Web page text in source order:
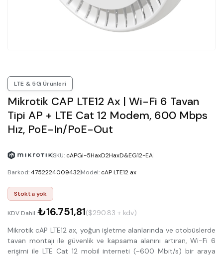
LTE & 5G Ürünleri
Mikrotik CAP LTE12 Ax | Wi-Fi 6 Tavan
Tipi AP + LTE Cat 12 Modem, 600 Mbps
Hız, PoE-In/PoE-Out
SKU: cAPGi-5HaxD2HaxD&EG12-EA
Barkod:4752224009432Model: cAP LTE12 ax
Stokta yok
KDV Dahil :₺16.751,81($290.83 + kdv)
Mikrotik cAP LTE12 ax, yoğun işletme alanlarında ve otobüslerde
tavan montajı ile güvenlik ve kapsama alanını artıran, Wi-Fi 6
erişimi ile LTE Cat 12 mobil interneti (~600 Mbit/s) bir araya